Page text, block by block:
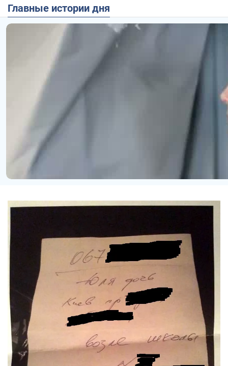
Главные истории дня